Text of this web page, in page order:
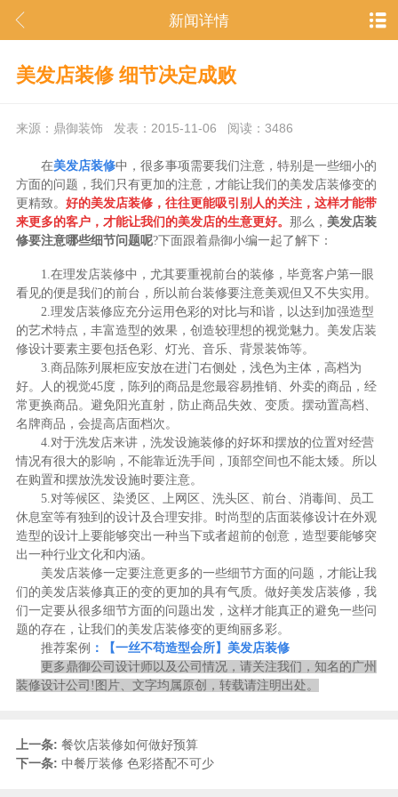
新闻详情
美发店装修 细节决定成败
来源：鼎御装饰 发表：2015-11-06 阅读：3486
在美发店装修中，很多事项需要我们注意，特别是一些细小的
方面的问题，我们只有更加的注意，才能让我们的美发店装修变的
更精致。 好的美发店装修，往往更能吸引别人的关注，这样才能带
来更多的客户，才能让我们的美发店的生意更好。 那么， 美发店装
修要注意哪些细节问题呢?下面跟着鼎御小编一起了解下：
1.在理发店装修中，尤其要重视前台的装修，毕竟客户第一眼
看见的便是我们的前台，所以前台装修要注意美观但又不失实用。
2.理发店装修应充分运用色彩的对比与和谐，以达到加强造型
的艺术特点，丰富造型的效果，创造较理想的视觉魅力。美发店装
修设计要素主要包括色彩、灯光、音乐、背景装饰等。
3.商品陈列展柜应安放在进门右侧处，浅色为主体，高档为
好。人的视觉45度，陈列的商品是您最容易推销、外卖的商品，经
常更换商品。避免阳光直射，防止商品失效、变质。摆动置高档、
名牌商品，会提高店面档次。
4.对于洗发店来讲，洗发设施装修的好坏和摆放的位置对经营
情况有很大的影响，不能靠近洗手间，顶部空间也不能太矮。所以
在购置和摆放洗发设施时要注意。
5.对等候区、染烫区、上网区、洗头区、前台、消毒间、员工
休息室等有独到的设计及合理安排。时尚型的店面装修设计在外观
造型的设计上要能够突出一种当下或者超前的创意，造型要能够突
出一种行业文化和内涵。
美发店装修一定要注意更多的一些细节方面的问题，才能让我
们的美发店装修真正的变的更加的具有气质。做好美发店装修，我
们一定要从很多细节方面的问题出发，这样才能真正的避免一些问
题的存在，让我们的美发店装修变的更绚丽多彩。
推荐案例 ：【一丝不苟造型会所】美发店装修
更多鼎御公司设计师以及公司情况，请关注我们，知名的广州
装修设计公司!图片、文字均属原创，转载请注明出处。
上一条: 餐饮店装修如何做好预算
下一条: 中餐厅装修 色彩搭配不可少